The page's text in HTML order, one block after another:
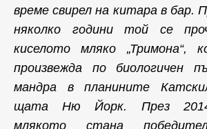
време свирел на китара в бар.
няколко години той се
киселото мляко „Тримона“,
произвежда по биологичен
мандра в планините
щата Ню Йорк. През
млякото стана